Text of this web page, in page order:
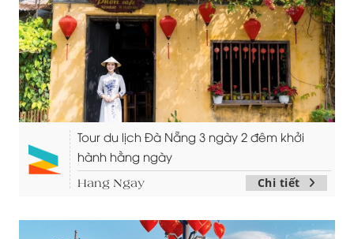
Tour du lịch Đà Nẵng 3 ngày 2 đêm khởi
hành hằng ngày
Hang Ngay Chi tiết